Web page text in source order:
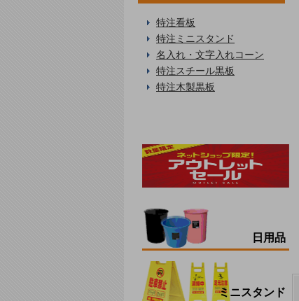
特注看板
特注ミニスタンド
名入れ・文字入れコーン
特注スチール黒板
特注木製黒板
日用品
ミニスタンド